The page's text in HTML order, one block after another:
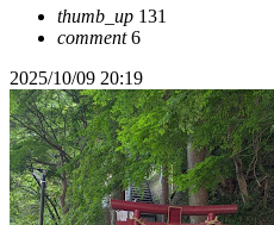
thumb_up 131
comment6
2025/10/09 20:19